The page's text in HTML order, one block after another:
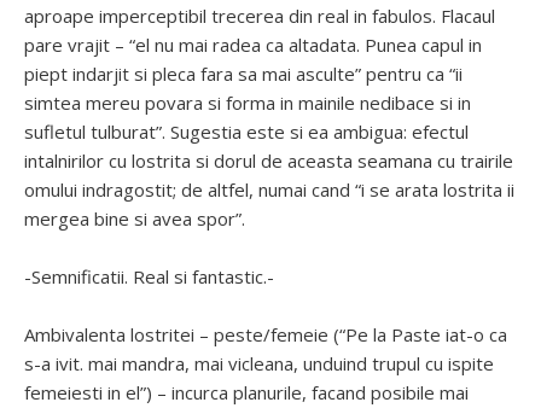
aproape imperceptibil trecerea din real in fabulos. Flacaul
pare vrajit – “el nu mai radea ca altadata. Punea capul in
piept indarjit si pleca fara sa mai asculte” pentru ca “ii
simtea mereu povara si forma in mainile nedibace si in
sufletul tulburat”. Sugestia este si ea ambigua: efectul
intalnirilor cu lostrita si dorul de aceasta seamana cu trairile
omului indragostit; de altfel, numai cand “i se arata lostrita ii
mergea bine si avea spor”.
-Semnificatii. Real si fantastic.-
Ambivalenta lostritei – peste/femeie (“Pe la Paste iat-o ca
s-a ivit. mai mandra, mai vicleana, unduind trupul cu ispite
femeiesti in el”) – incurca planurile, facand posibile mai